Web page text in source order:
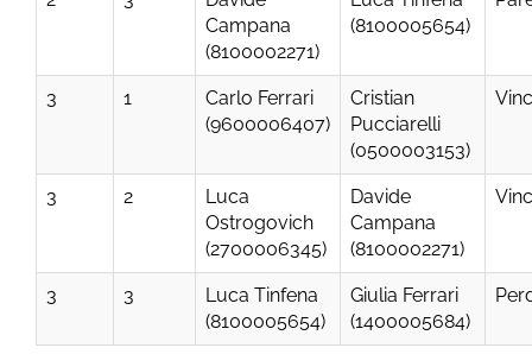
Campana
(8100002271)
(8100005654)
3 1
Carlo Ferrari
(9600006407)
Cristian
Pucciarelli
(0500003153)
3 2
Luca
Ostrogovich
(2700006345)
Davide
Campana
(8100002271)
3 3
Luca Tinfena
(8100005654)
Giulia Ferrari
(1400005684)